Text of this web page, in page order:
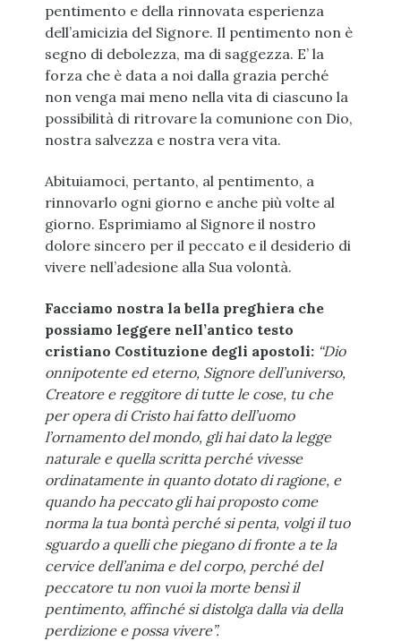
pentimento e della rinnovata esperienza
dell’amicizia del Signore. Il pentimento non è
segno di debolezza, ma di saggezza. E’ la
forza che è data a noi dalla grazia perché
non venga mai meno nella vita di ciascuno la
possibilità di ritrovare la comunione con Dio,
nostra salvezza e nostra vera vita.
Abituiamoci, pertanto, al pentimento, a
rinnovarlo ogni giorno e anche più volte al
giorno. Esprimiamo al Signore il nostro
dolore sincero per il peccato e il desiderio di
vivere nell’adesione alla Sua volontà.
Facciamo nostra la bella preghiera che
possiamo leggere nell’antico testo
cristiano Costituzione degli apostoli: “Dio
onnipotente ed eterno, Signore dell’universo,
Creatore e reggitore di tutte le cose, tu che
per opera di Cristo hai fatto dell’uomo
l’ornamento del mondo, gli hai dato la legge
naturale e quella scritta perché vivesse
ordinatamente in quanto dotato di ragione, e
quando ha peccato gli hai proposto come
normala tua bontà perché si penta, volgi il tuo
sguardo a quelli che piegano di fronte a te la
cervice dell’anima e del corpo, perché del
peccatore tu non vuoi la morte bensì il
pentimento, affinché si distolga dalla via della
perdizione e possa vivere”.